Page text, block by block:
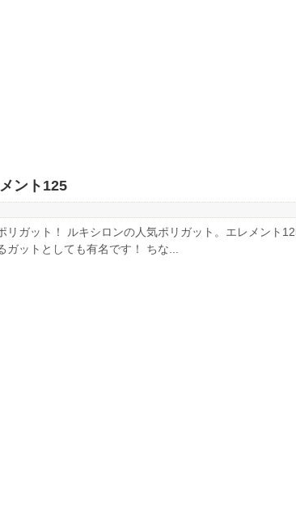
ント125
リガット！ ルキシロンの人気ポリガット。エレメント
ットとしても有名です！ ちな...